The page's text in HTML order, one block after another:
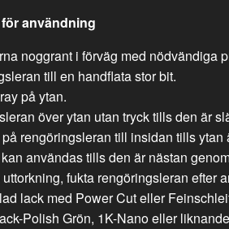
användning
noggrant i förväg med nödvändiga
till en handflata stor bit.
på ytan.
över ytan utan tryck tills den är
rengöringsleran till insidan tills ytan
användas tills den är nästan
fukta rengöringsleran efter
lack med Power Cut eller
Polish Grön, 1K-Nano eller